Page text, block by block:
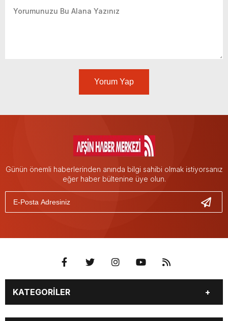
Yorum Yap
Günün önemli haberlerinden anında bilgi sahibi olmak istiyorsanız
eğer haber bültenine üye olun.
KATEGORİLER
EĞİTİM EKONOMİ